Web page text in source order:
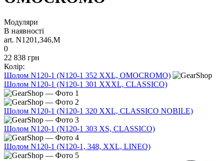
Модуляри
В наявності
art. N1201,346,M
0
22 838 грн
Колір:
Шолом N120-1 (N120-1 352 XXL, OMOCROMO)
Шолом N120-1 (N120-1 301 XXXL, CLASSICO)
Шолом N120-1 (N120-1 320 XXL, CLASSICO NOBILE)
Шолом N120-1 (N120-1 303 XS, CLASSICO)
Шолом N120-1 (N120-1, 348, XXL, LINEO)